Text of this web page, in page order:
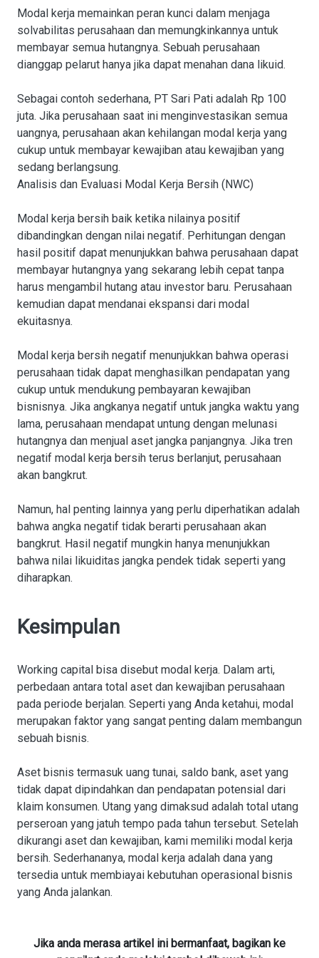
Modal kerja memainkan peran kunci dalam menjaga
solvabilitas perusahaan dan memungkinkannya untuk
membayar semua hutangnya. Sebuah perusahaan
dianggap pelarut hanya jika dapat menahan dana likuid.
Sebagai contoh sederhana, PT Sari Pati adalah Rp 100
juta. Jika perusahaan saat ini menginvestasikan semua
uangnya, perusahaan akan kehilangan modal kerja yang
cukup untuk membayar kewajiban atau kewajiban yang
sedang berlangsung.
Analisis dan Evaluasi Modal Kerja Bersih (NWC)
Modal kerja bersih baik ketika nilainya positif
dibandingkan dengan nilai negatif. Perhitungan dengan
hasil positif dapat menunjukkan bahwa perusahaan dapat
membayar hutangnya yang sekarang lebih cepat tanpa
harus mengambil hutang atau investor baru. Perusahaan
kemudian dapat mendanai ekspansi dari modal
ekuitasnya.
Modal kerja bersih negatif menunjukkan bahwa operasi
perusahaan tidak dapat menghasilkan pendapatan yang
cukup untuk mendukung pembayaran kewajiban
bisnisnya. Jika angkanya negatif untuk jangka waktu yang
lama, perusahaan mendapat untung dengan melunasi
hutangnya dan menjual aset jangka panjangnya. Jika tren
negatif modal kerja bersih terus berlanjut, perusahaan
akan bangkrut.
Namun, hal penting lainnya yang perlu diperhatikan adalah
bahwa angka negatif tidak berarti perusahaan akan
bangkrut. Hasil negatif mungkin hanya menunjukkan
bahwa nilai likuiditas jangka pendek tidak seperti yang
diharapkan.
Kesimpulan
Working capital bisa disebut modal kerja. Dalam arti,
perbedaan antara total aset dan kewajiban perusahaan
pada periode berjalan. Seperti yang Anda ketahui, modal
merupakan faktor yang sangat penting dalam membangun
sebuah bisnis.
Aset bisnis termasuk uang tunai, saldo bank, aset yang
tidak dapat dipindahkan dan pendapatan potensial dari
klaim konsumen. Utang yang dimaksud adalah total utang
perseroan yang jatuh tempo pada tahun tersebut. Setelah
dikurangi aset dan kewajiban, kami memiliki modal kerja
bersih. Sederhananya, modal kerja adalah dana yang
tersedia untuk membiayai kebutuhan operasional bisnis
yang Anda jalankan.
Jika anda merasa artikel ini bermanfaat, bagikan ke